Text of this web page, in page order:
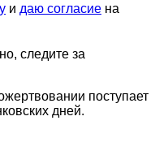
и даю согласие на
следите за
поступает
дней.